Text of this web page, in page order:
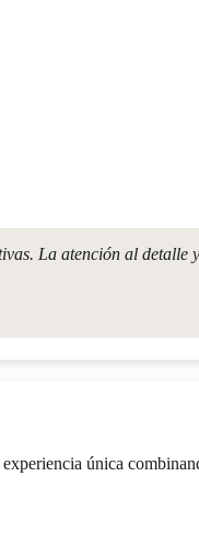
La atención al detalle
única